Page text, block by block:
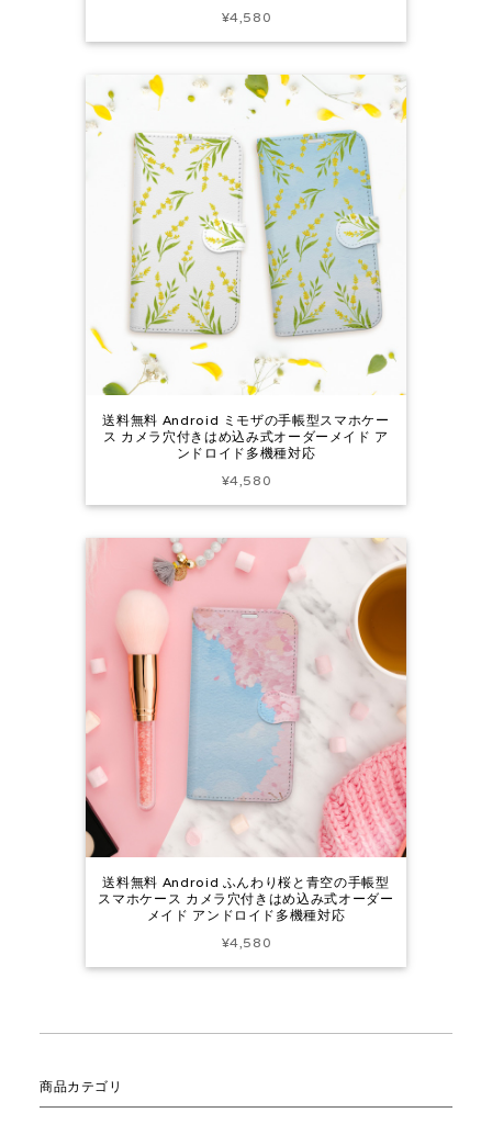
¥4,580
送料無料 Android ミモザの手帳型スマホケー
ス カメラ穴付きはめ込み式オーダーメイド ア
ンドロイド多機種対応
¥4,580
送料無料 Android ふんわり桜と青空の手帳型
スマホケース カメラ穴付きはめ込み式オーダー
メイド アンドロイド多機種対応
¥4,580
商品カテゴリ